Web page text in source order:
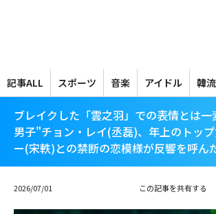
テ
ン
記事ALL スポーツ 音楽 アイドル 韓
ブレイクした「雲之羽」での表情とは
男子"チョン・レイ(丞磊)、年上のトッ
ー(宋軼)との禁断の恋模様が反響を呼ん
2026/07/01 この記事を共有する